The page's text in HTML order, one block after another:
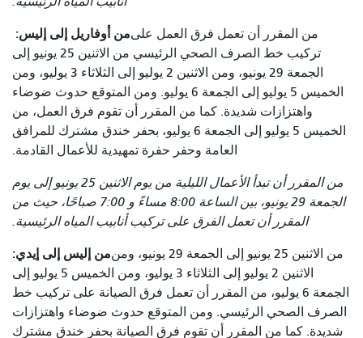
من أوفاريل إلى إليس:من المقرر أن تعمل فرق العمل على
تركيب خط الصرف الصحي الرئيسي من الاثنين 25 يونيو إلى
الجمعة 29 يونيو، ومن الاثنين 2 يوليو إلى الثلاثاء 3 يوليو، ومن
الخميس 5 يوليو إلى الجمعة 6 يوليو. ومن المتوقع حدوث ضوضاء
واهتزازات شديدة. كما من المقرر أن تقوم فرق العمل، من
الخميس 5 يوليو إلى الجمعة 6 يوليو، بحفر خندق مشترك للمرافق
العامة وحفر حفرة تمهيدية للأعمال القادمة.
من المقرر أن تبدأ الأعمال الليلية من يوم الاثنين 25 يونيو إلى يوم
الجمعة 29 يونيو، بين الساعة 8:00 مساءً و 7:00 صباحًا، حيث من
المقرر أن تعمل الفرق على تركيب أنابيب المياه الرئيسية.
من إليس إلى إيدي:من الاثنين 25 يونيو إلى الجمعة 29 يونيو، ومن
الاثنين 2 يوليو إلى الثلاثاء 3 يوليو، ومن الخميس 5 يوليو إلى
الجمعة 6 يوليو، من المقرر أن تعمل فرق الصيانة على تركيب خط
الصرف الصحي الرئيسي. ومن المتوقع حدوث ضوضاء واهتزازات
شديدة. كما من المقرر أن تقوم فرق الصيانة بحفر خندق مشترك